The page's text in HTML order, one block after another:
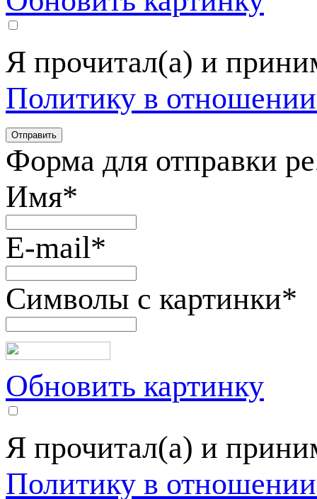
Я прочитал(а) и
Политику в
Форма для отправки
Имя*
E-mail*
Символы с картинки*
Обновить картинку
Я прочитал(а) и
Политику в